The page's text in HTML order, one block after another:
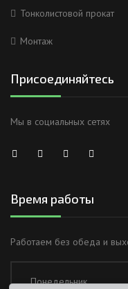
Тонколистовой прокат
Монтаж
Присоединяйтесь
Мы в социальных сетях
Время работы
Работаем без обеда и
Понедельник